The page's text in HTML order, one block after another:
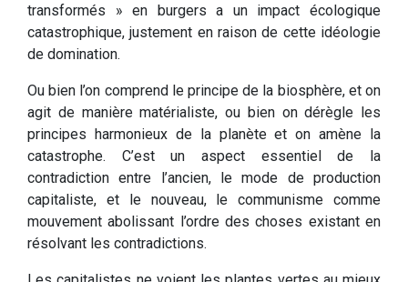
transformés » en burgers a un impact écologique
catastrophique, justement en raison de cette idéologie
de domination.
Ou bien l’on comprend le principe de la biosphère, et on
agit de manière matérialiste, ou bien on dérègle les
principes harmonieux de la planète et on amène la
catastrophe. C’est un aspect essentiel de la
contradiction entre l’ancien, le mode de production
capitaliste, et le nouveau, le communisme comme
mouvement abolissant l’ordre des choses existant en
résolvant les contradictions.